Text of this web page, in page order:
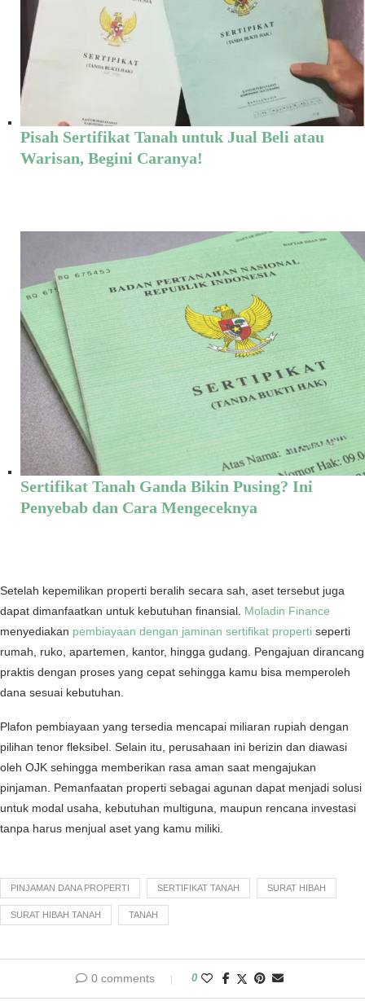
Pisah Sertifikat Tanah untuk Jual Beli atau
Warisan, Begini Caranya!
Sertifikat Tanah Ganda Bikin Pusing? Ini
Penyebab dan Cara Mengeceknya
Setelah kepemilikan properti beralih secara sah, aset tersebut juga
dapat dimanfaatkan untuk kebutuhan finansial. Moladin Finance
menyediakan pembiayaan dengan jaminan sertifikat properti seperti
rumah, ruko, apartemen, kantor, hingga gudang. Pengajuan dirancang
praktis dengan proses yang cepat sehingga kamu bisa memperoleh
dana sesuai kebutuhan.
Plafon pembiayaan yang tersedia mencapai miliaran rupiah dengan
pilihan tenor fleksibel. Selain itu, perusahaan ini berizin dan diawasi
oleh OJK sehingga memberikan rasa aman saat mengajukan
pinjaman. Pemanfaatan properti sebagai agunan dapat menjadi solusi
untuk modal usaha, kebutuhan multiguna, maupun rencana investasi
tanpa harus menjual aset yang kamu miliki.
PINJAMAN DANA PROPERTI SERTIFIKAT TANAH SURAT HIBAH
SURAT HIBAH TANAH TANAH
0 comments 0